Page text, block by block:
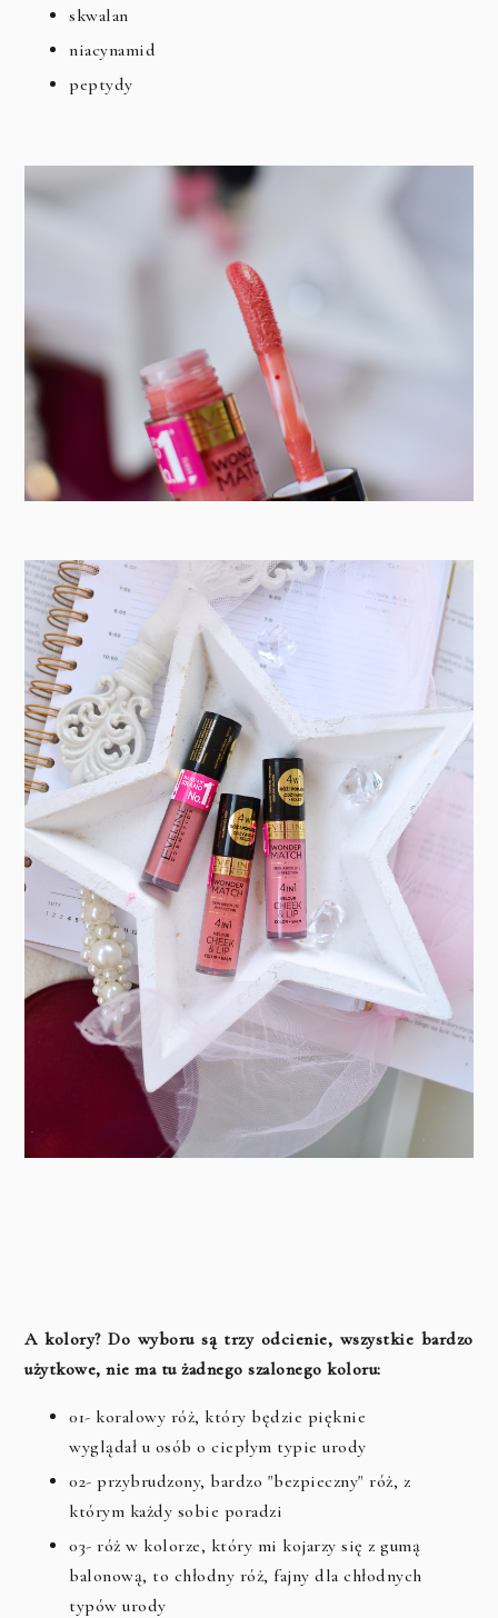
skwalan
niacynamid
peptydy
A kolory? Do wyboru są trzy odcienie, wszystkie bardzo
użytkowe, nie ma tu żadnego szalonego koloru:
01- koralowy róż, który będzie pięknie
wyglądał u osób o ciepłym typie urody
02- przybrudzony, bardzo "bezpieczny" róż, z
którym każdy sobie poradzi
03- róż w kolorze, który mi kojarzy się z gumą
balonową, to chłodny róż, fajny dla chłodnych
typów urody